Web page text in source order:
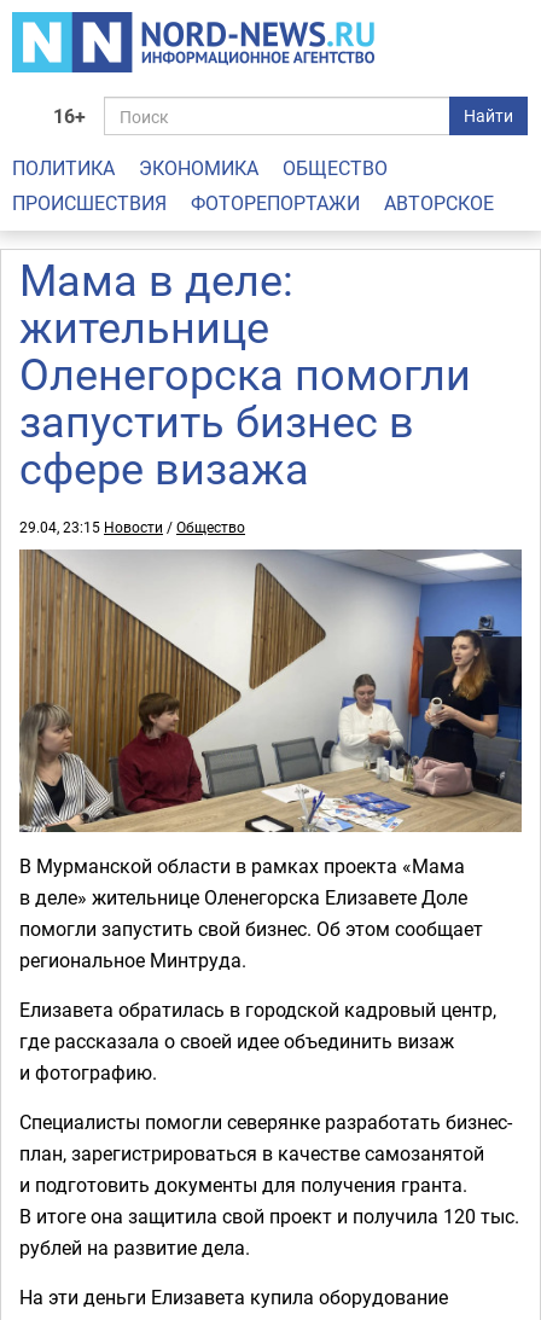
16+ Найти
ПОЛИТИКА ЭКОНОМИКА
ОБЩЕСТВО
ПРОИСШЕСТВИЯ
ФОТОРЕПОРТАЖИ АВТОРСКОЕ
Мама в деле:
жительнице
Оленегорска помогли
запустить бизнес в
сфере визажа
29.04, 23:15 Новости /Общество
В Мурманской области в рамках проекта «Мама
в деле» жительнице Оленегорска Елизавете Доле
помогли запустить свой бизнес. Об этом сообщает
региональное Минтруда.
Елизавета обратилась в городской кадровый центр,
где рассказала о своей идее объединить визаж
и фотографию.
Специалисты помогли северянке разработать бизнес-
план, зарегистрироваться в качестве самозанятой
и подготовить документы для получения гранта.
В итоге она защитила свой проект и получила 120 тыс.
рублей на развитие дела.
На эти деньги Елизавета купила оборудование